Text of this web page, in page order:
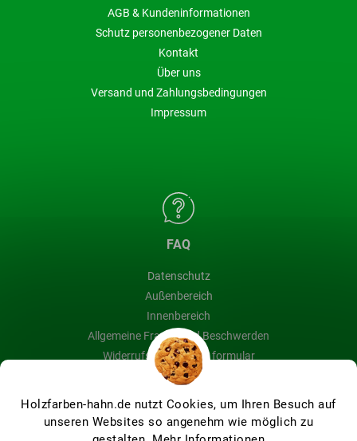
Holzfarben-hahn.de nutzt Cookies, um Ihren Besuch auf
unseren Websites so angenehm wie möglich zu
AGB & Kundeninformationen
Schutz personenbezogener Daten
Kontakt
Über uns
Versand und Zahlungsbedingungen
Impressum
FAQ
Datenschutz
Außenbereich
Innenbereich
Allgemeine Fragen und Beschwerden
Widerrufsbelehrung & formular
Blog